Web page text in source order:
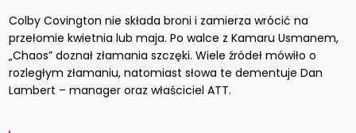
Colby Covington nie składa broni i zamierza wrócić na
przełomie kwietnia lub maja. Po walce z Kamaru Usmanem,
„Chaos” doznał złamania szczęki. Wiele źródeł mówiło o
rozległym złamaniu, natomiast słowa te dementuje Dan
Lambert – manager oraz właściciel ATT.